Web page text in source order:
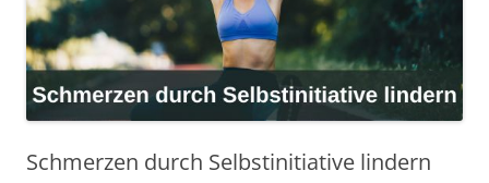
Schmerzen durch Selbstinitiative lindern